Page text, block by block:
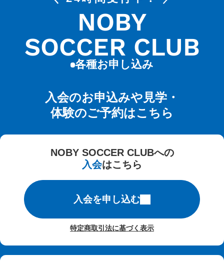
NOBY
SOCCER CLUB
各種お申し込み
入会のお申込みや見学・
体験のご予約はこちら
NOBY SOCCER CLUBへの
入会はこちら
入会を申し込む
特定商取引法に基づく表示